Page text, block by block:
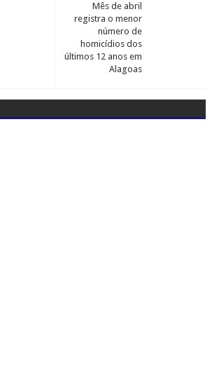
Mês de abril
registra o menor
número de
homicídios dos
últimos 12 anos em
Alagoas